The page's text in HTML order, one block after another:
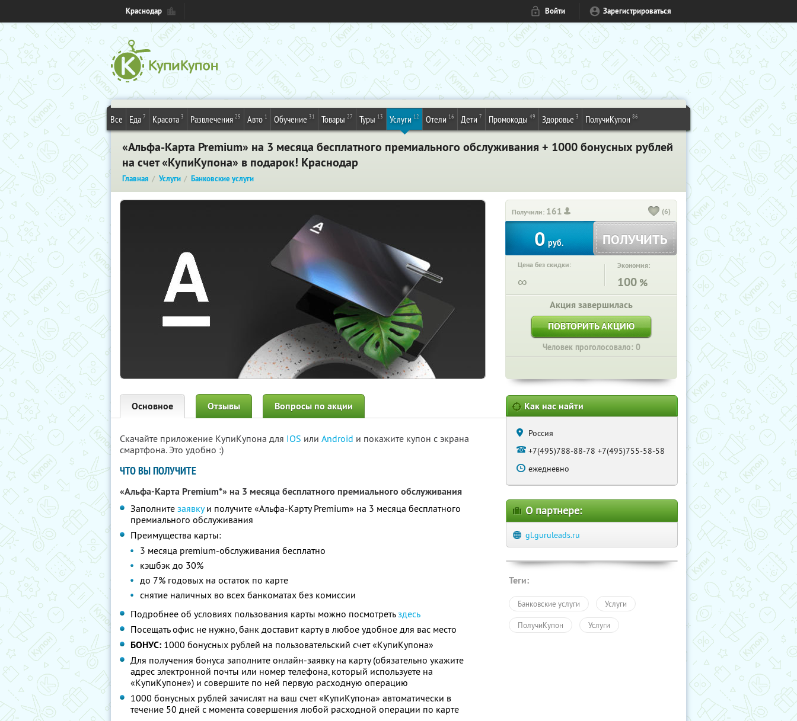
Краснодар Войти Зарегистрироваться
Все Еда 7 Красота 3 Развлечения 25 Авто 1 Обучение 31 Товары 27 Туры 13 Услуги 12 Отели 16 Дети 7 Промокоды 49 Здоровье 3 ПолучиКупон 86
«Альфа-Карта Premium» на 3 месяца бесплатного премиального обслуживания + 1000 бонусных рублей
на счет «КупиКупона» в подарок! Краснодар
Главная Услуги Банковские услуги
Получили: 161 (6)
0 руб. ПОЛУЧИТЬ
Цена без скидки:
∞
Экономия:
100 %
Акция завершилась
ПОВТОРИТЬ АКЦИЮ
Человек проголосовало: 0
Основное Отзывы Вопросы по акции
Скачайте приложение КупиКупона для IOS или Android и покажите купон с экрана
смартфона. Это удобно :)
ЧТО ВЫ ПОЛУЧИТЕ
«Альфа-Карта Premium*» на 3 месяца бесплатного премиального обслуживания
Заполните заявкуи получите «Альфа-Карту Premium» на 3 месяца бесплатного
премиального обслуживания
Преимущества карты:
3 месяца premium-обслуживания бесплатно
кэшбэк до 30%
до 7% годовых на остаток по карте
снятие наличных во всех банкоматах без комиссии
Подробнее об условиях пользования карты можно посмотретьздесь
Посещать офис не нужно, банк доставит карту в любое удобное для вас место
БОНУС: 1000 бонусных рублей на пользовательский счет «КупиКупона»
Для получения бонуса заполните онлайн-заявку на карту (обязательно укажите
адрес электронной почты или номер телефона, который используете на
«КупиКупоне») и совершите по ней первую расходную операцию
1000 бонусных рублей зачислят на ваш счет «КупиКупона» автоматически в
течение 50 дней с момента совершения любой расходной операции по карте
Как нас найти
Россия
+7(495)788-88-78 +7(495)755-58-58
ежедневно
О партнере:
gl.guruleads.ru
Теги:
Банковские услуги Услуги
ПолучиКупон Услуги